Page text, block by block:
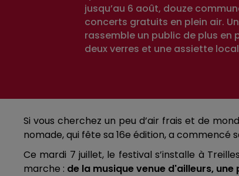
jusqu’au 6 août, douze
concerts gratuits en plein air.
rassemble un public de plus en
deux verres et une assiette
Si vous cherchez un peu d’air frais et de
nomade, qui fête sa 16e édition, a
Ce mardi 7 juillet, le festival s’installe à
marche : de la musique venue d'ailleurs,